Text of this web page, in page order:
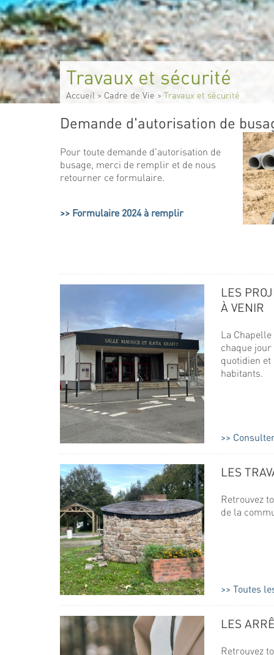
Travaux et sécurité
Accueil > Cadre de Vie > Travaux et sécurité
Demande d'autorisation de
Pour toute demande d'autorisation de
busage, merci de remplir et de nous
retourner ce formulaire.
Formulaire 2024 à remplir
LES
À VENIR
La
chaque
quotidien et
habitants.
LES
Retrouvez
de la
Toutes
LES
Retrouvez